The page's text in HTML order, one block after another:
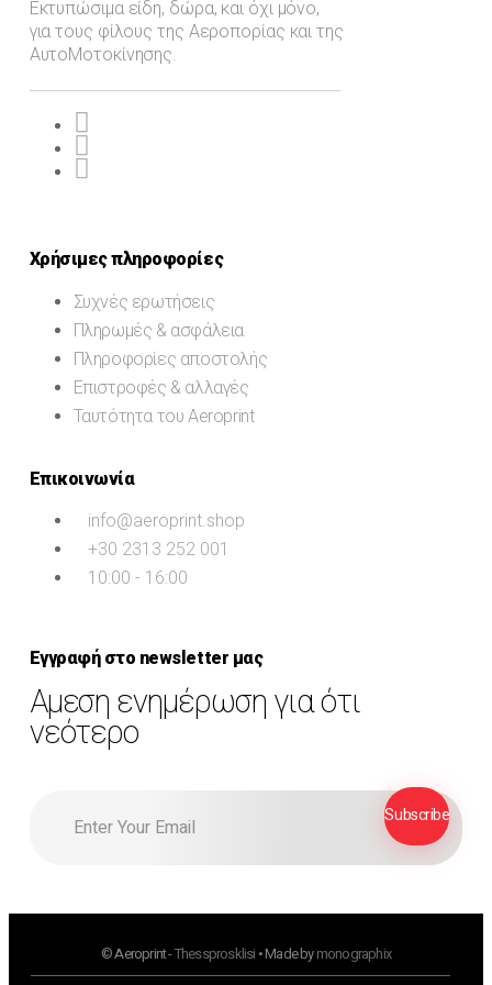
Εκτυπώσιμα είδη, δώρα, και όχι μόνο,
για τους φίλους της Αεροπορίας και της
ΑυτοΜοτοκίνησης.
Χρήσιμες πληροφορίες
Συχνές ερωτήσεις
Πληρωμές & ασφάλεια
Πληροφορίες αποστολής
Επιστροφές & αλλαγές
Ταυτότητα του Aeroprint
Επικοινωνία
info@aeroprint.shop
+30 2313 252 001
10:00 - 16:00
Εγγραφή στο newsletter μας
Αμεση ενημέρωση για ότι
νεότερο
© Aeroprint -Thessprosklisi • Made bymonographix